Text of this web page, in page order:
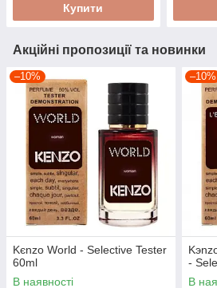
Купити
Акційні пропозиції та новинки
–10%
Kєnzo World - Selective Tester
60ml
В наявності
–10%
-
В